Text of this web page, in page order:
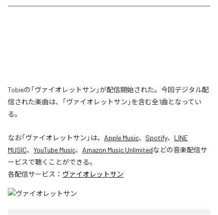
Tobieの「ヴァイオレットサン」が配信開始された。今回デジタル配
信された楽曲は、「ヴァイオレットサン」を含む全1曲となってい
る。
なお「ヴァイオレットサン 」は、 Apple Music、 Spotify、 LINE
MUSIC、 YouTube Music、 Amazon Music Unlimitedなどの音楽配信サ
ービスで聴くことができる。
各配信サービス： ヴァイオレットサン